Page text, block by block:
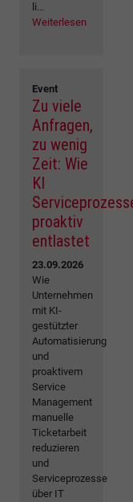
li...
Weiterlesen
Event
Zu viele
Anfragen,
zu wenig
Zeit: Wie
KI
proaktiv
entlastet
23.09.2026
Wie
Unternehmen
mit KI-
gestützter
Automatisierung
und
proaktivem
Service
Management
manuelle
Ticketarbeit
reduzieren
und
Serviceprozesse
über IT